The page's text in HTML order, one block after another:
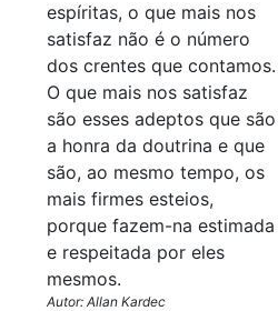
espíritas, o que mais nos
satisfaz não é o número
dos crentes que contamos.
O que mais nos satisfaz
são esses adeptos que são
a honra da doutrina e que
são, ao mesmo tempo, os
mais firmes esteios,
porque fazem-na estimada
e respeitada por eles
mesmos.
Autor: Allan Kardec